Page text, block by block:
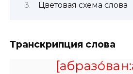
Цветовая схема слова
Транскрипция слова